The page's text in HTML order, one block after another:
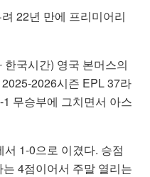
22년 만에 프리미어리
국시간) 영국 본머스의
2026시즌 EPL 37라
무승부에 그치면서 아스
1-0으로 이겼다. 승점
4점이어서 주말 열리는